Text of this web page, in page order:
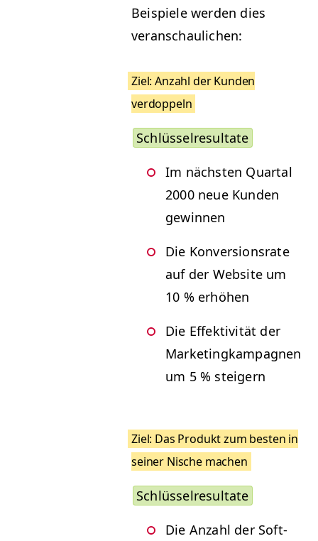
Beispiele wer­den dies
veranschaulichen:
Ziel: Anzahl der Kun­den
verdoppeln
Schlüs­sel­re­sul­tate
Im näch­sten Quar­tal
2000 neue Kun­den
gewinnen
Die Kon­ver­sion­srate
auf der Web­site um
10 % erhöhen
Die Effek­tiv­ität der
Mar­ket­ingkam­pag­nen
um 5 % steigern
Ziel: Das Pro­dukt zum besten in
sein­er Nis­che machen
Schlüs­sel­re­sul­tate
Die Anzahl der Soft­